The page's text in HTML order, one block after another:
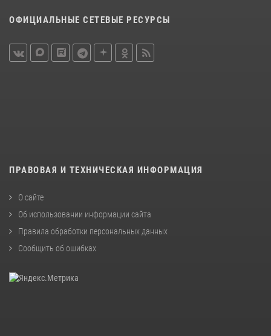
ОФИЦИАЛЬНЫЕ СЕТЕВЫЕ РЕСУРСЫ
ПРАВОВАЯ И ТЕХНИЧЕСКАЯ ИНФОРМАЦИЯ
О сайте
Об использовании информации сайта
Правила обработки персональных данных
Сообщить об ошибках